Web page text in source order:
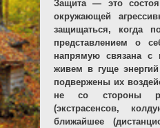
Защита — это
окружающей
защищаться, когда
представлением о
напрямую связана
живем в гуще
подвержены их
не со стороны
(экстрасенсов,
ближайшее